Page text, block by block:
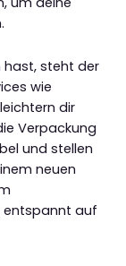
hast, steht der
wie
dir
Verpackung
und stellen
neuen
entspannt auf